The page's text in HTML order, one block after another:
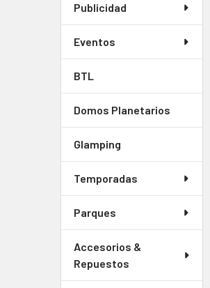
Publicidad
Eventos
BTL
Domos Planetarios
Glamping
Temporadas
Parques
Accesorios &
Repuestos